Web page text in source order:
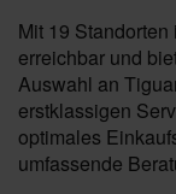
Mit 19
erreichbar und
Auswahl an
erstklassigen
optimales
umfassende